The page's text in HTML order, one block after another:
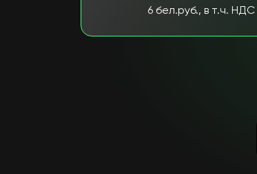
6 бел.руб., в т.ч. НДС